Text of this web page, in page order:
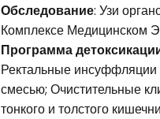
Обследование: Узи
Комплексе Медицинском
Программа
Ректальные инсуффляции
смесью; Очистительные
тонкого и толстого